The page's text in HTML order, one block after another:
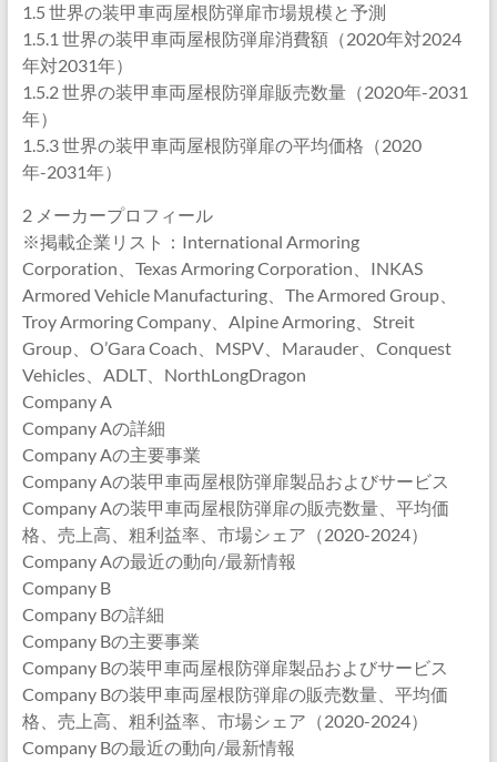
1.5 世界の装甲車両屋根防弾扉市場規模と予測
1.5.1 世界の装甲車両屋根防弾扉消費額（2020年対2024
年対2031年）
1.5.2 世界の装甲車両屋根防弾扉販売数量（2020年-2031
年）
1.5.3 世界の装甲車両屋根防弾扉の平均価格（2020
年-2031年）
2 メーカープロフィール
※掲載企業リスト：International Armoring
Corporation、Texas Armoring Corporation、INKAS
Armored Vehicle Manufacturing、The Armored Group、
Troy Armoring Company、Alpine Armoring、Streit
Group、O’Gara Coach、MSPV、Marauder、Conquest
Vehicles、ADLT、NorthLongDragon
Company A
Company Aの詳細
Company Aの主要事業
Company Aの装甲車両屋根防弾扉製品およびサービス
Company Aの装甲車両屋根防弾扉の販売数量、平均価
格、売上高、粗利益率、市場シェア（2020-2024）
Company Aの最近の動向/最新情報
Company B
Company Bの詳細
Company Bの主要事業
Company Bの装甲車両屋根防弾扉製品およびサービス
Company Bの装甲車両屋根防弾扉の販売数量、平均価
格、売上高、粗利益率、市場シェア（2020-2024）
Company Bの最近の動向/最新情報